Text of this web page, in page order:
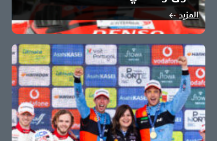
سامي باجاري وماركو سالمينين يحققان أول انتصاراتهما في
بطولة العالم للراليات على متن مركبة تويوتا…
المزيد